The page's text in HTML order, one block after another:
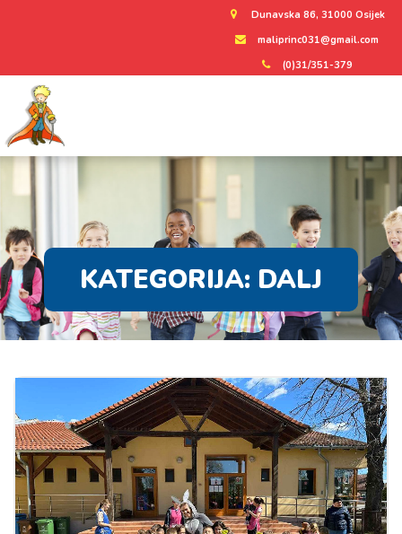
Dunavska 86, 31000 Osijek
maliprinc031@gmail.com
(0)31/351-379
KATEGORIJA: DALJ